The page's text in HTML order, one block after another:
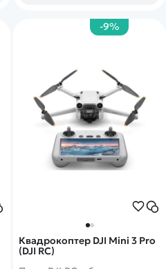
-9%
Квадрокоптер DJI Mini 3 Pro
(DJI RC)